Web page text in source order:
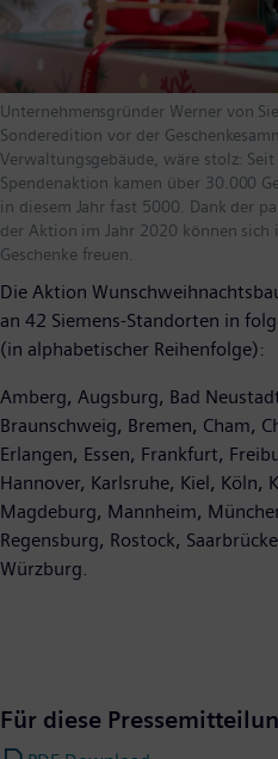
Unternehmensgründer Werner von
Sonderedition vor der
Verwaltungsgebäude, wäre stolz:
Spendenaktion kamen über 30.000
in diesem Jahr fast 5000. Dank der
der Aktion im Jahr 2020 können sich
Geschenke freuen.
Die Aktion
an 42 Siemens-Standorten in
(in alphabetischer Reihenfolge):
Amberg, Augsburg, Bad
Braunschweig, Bremen, Cham,
Erlangen, Essen, Frankfurt,
Hannover, Karlsruhe, Kiel, Köln,
Magdeburg, Mannheim,
Regensburg, Rostock,
Würzburg.
Für diese